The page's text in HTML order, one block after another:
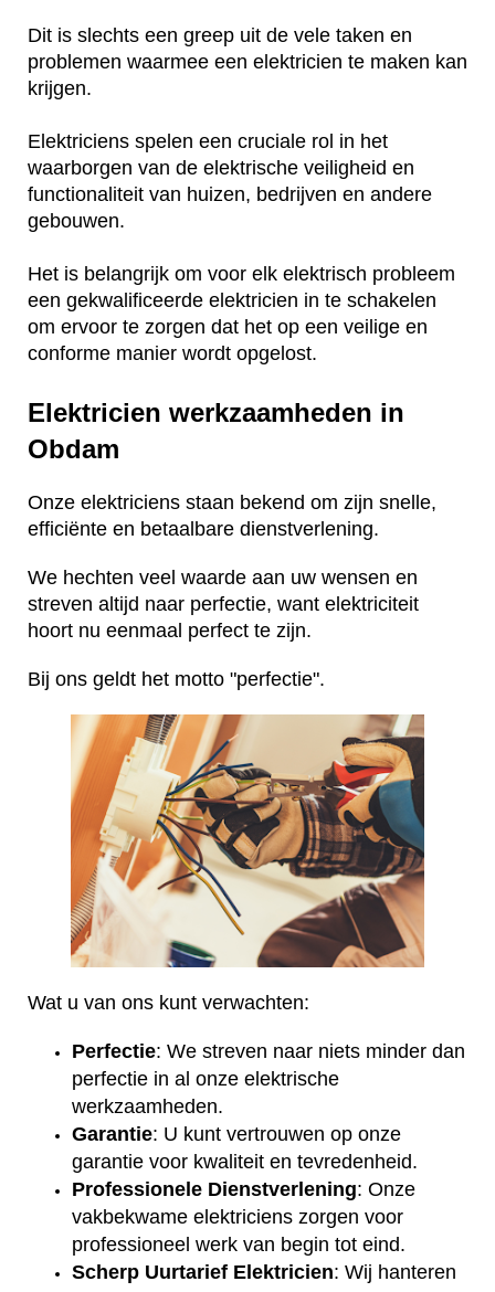
Dit is slechts een greep uit de vele taken en
problemen waarmee een elektricien te maken kan
krijgen.
Elektriciens spelen een cruciale rol in het
waarborgen van de elektrische veiligheid en
functionaliteit van huizen, bedrijven en andere
gebouwen.
Het is belangrijk om voor elk elektrisch probleem
een gekwalificeerde elektricien in te schakelen
om ervoor te zorgen dat het op een veilige en
conforme manier wordt opgelost.
Elektricien werkzaamheden in
Obdam
Onze elektriciens staan bekend om zijn snelle,
efficiënte en betaalbare dienstverlening.
We hechten veel waarde aan uw wensen en
streven altijd naar perfectie, want elektriciteit
hoort nu eenmaal perfect te zijn.
Bij ons geldt het motto "perfectie".
Wat u van ons kunt verwachten:
Perfectie: We streven naar niets minder dan
perfectie in al onze elektrische
werkzaamheden.
Garantie: U kunt vertrouwen op onze
garantie voor kwaliteit en tevredenheid.
Professionele Dienstverlening: Onze
vakbekwame elektriciens zorgen voor
professioneel werk van begin tot eind.
Scherp Uurtarief Elektricien: Wij hanteren